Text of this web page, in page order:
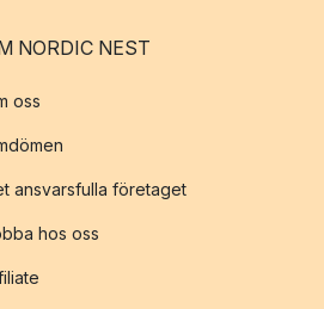
NORDIC NEST
oss
ansvarsfulla företaget
hos oss